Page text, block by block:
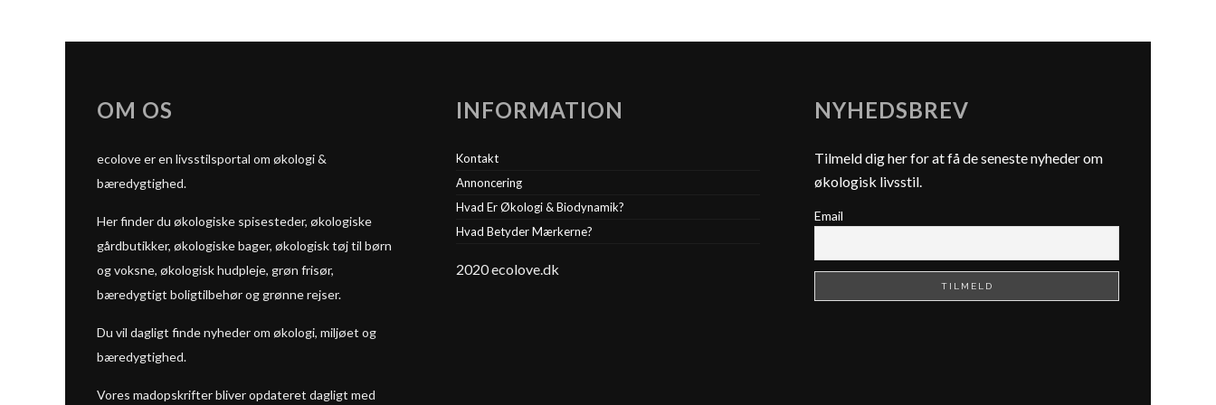
OM OS
ecolove er en livsstilsportal om økologi &
bæredygtighed.
Her finder du økologiske spisesteder, økologiske
gårdbutikker, økologiske bager, økologisk tøj til børn
og voksne, økologisk hudpleje, grøn frisør,
bæredygtigt boligtilbehør og grønne rejser.
Du vil dagligt finde nyheder om økologi, miljøet og
bæredygtighed.
Vores madopskrifter bliver opdateret dagligt med
INFORMATION
Kontakt
Annoncering
Hvad Er Økologi & Biodynamik?
Hvad Betyder Mærkerne?
2020 ecolove.dk
NYHEDSBREV
Tilmeld dig her for at få de seneste nyheder om
økologisk livsstil.
Email